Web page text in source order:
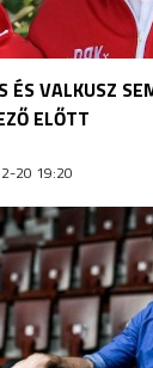
VALKUSZ
ELŐTT
20 19:20